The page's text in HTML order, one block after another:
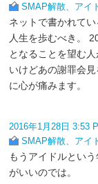
SMAP解散、アイ
ネットで書かれて
人生を歩むべき。
となることを望む
いけどあの謝罪会
に心が痛みます。
2016年1月28日 3:53
SMAP解散、アイ
もうアイドルとい
がいいのでは。